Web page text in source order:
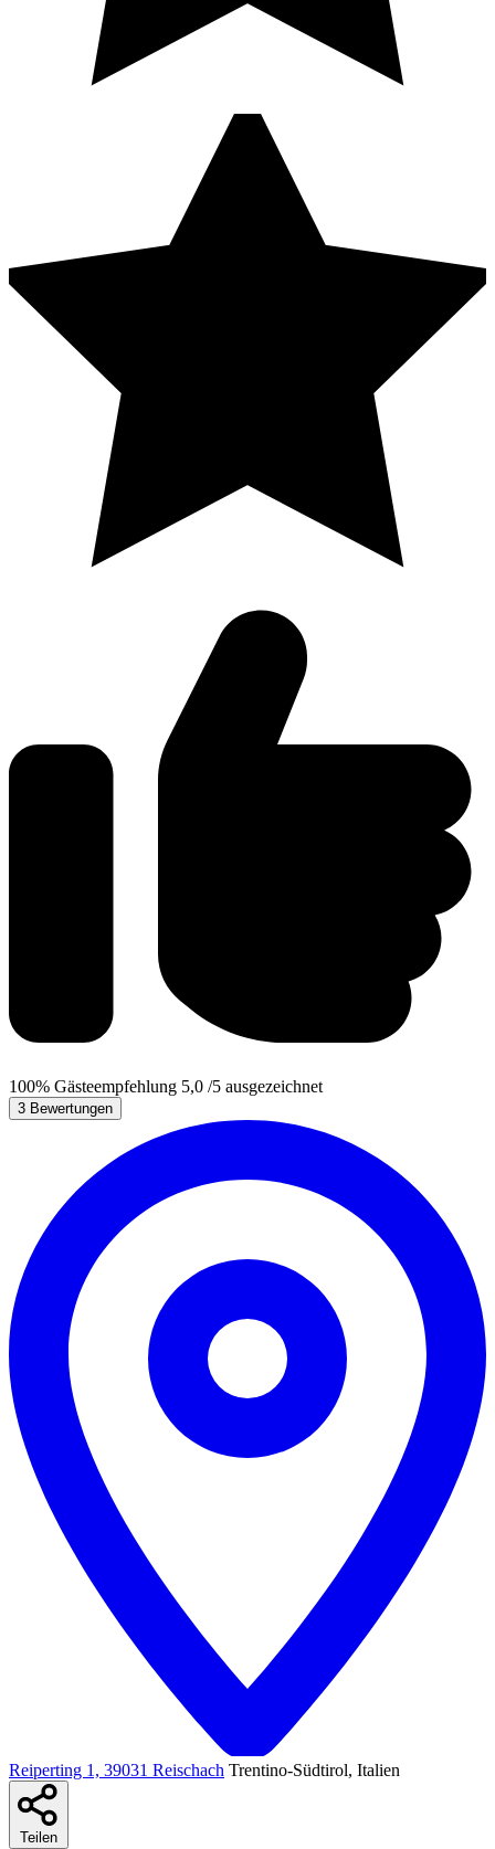
100% Gästeempfehlung 5,0 /5 ausgezeichnet
3 Bewertungen
Reiperting 1, 39031 Reischach Trentino-Südtirol, Italien
Teilen